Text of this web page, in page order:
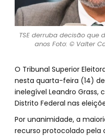
TSE derruba decisão que
anos Foto: © Valter
O Tribunal Superior
nesta quarta-feira (14)
inelegível Leandro Grass,
Distrito Federal nas
Por unanimidade, a
recurso protocolado pela